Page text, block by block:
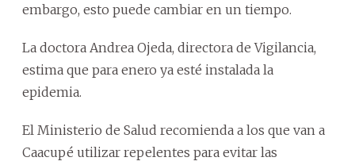
embargo, esto puede cambiar en un tiempo.
La doctora Andrea Ojeda, directora de Vigilancia,
estima que para enero ya esté instalada la
epidemia.
El Ministerio de Salud recomienda a los que van a
Caacupé utilizar repelentes para evitar las